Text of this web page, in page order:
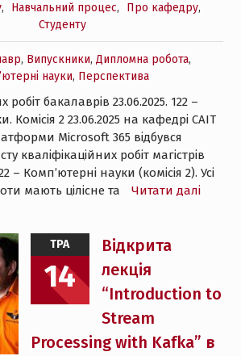
, Навчальний процес, Про кафедру,
Студенту
, Випускники, Дипломна робота,
науки, Перспектива
бакалаврів 23.06.2025. 122 –
Комісія 2 23.06.2025 на кафедрі САІТ
Microsoft 365 відбувся
кваліфікаційних робіт магістрів
– Комп’ютерні науки (комісія 2). Усі
мають цілісне та
Читати далі
ТРА
14
Відкрита
лекція
“Introduction to
Stream
Processing with Kafka” в